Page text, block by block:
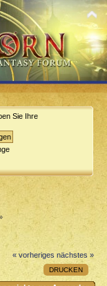
Sie Ihre
« vorheriges nächstes »
DRUCKEN